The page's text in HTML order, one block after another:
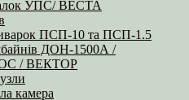
УПС/ ВЕСТА
ПСП-10 та ПСП-1.5
ДОН-1500А /
/ ВЕКТОР
камера